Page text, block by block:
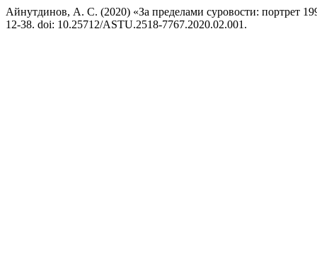
Айнутдинов, А. С. (2020) «За пределами суровости: портрет
12-38. doi: 10.25712/ASTU.2518-7767.2020.02.001.